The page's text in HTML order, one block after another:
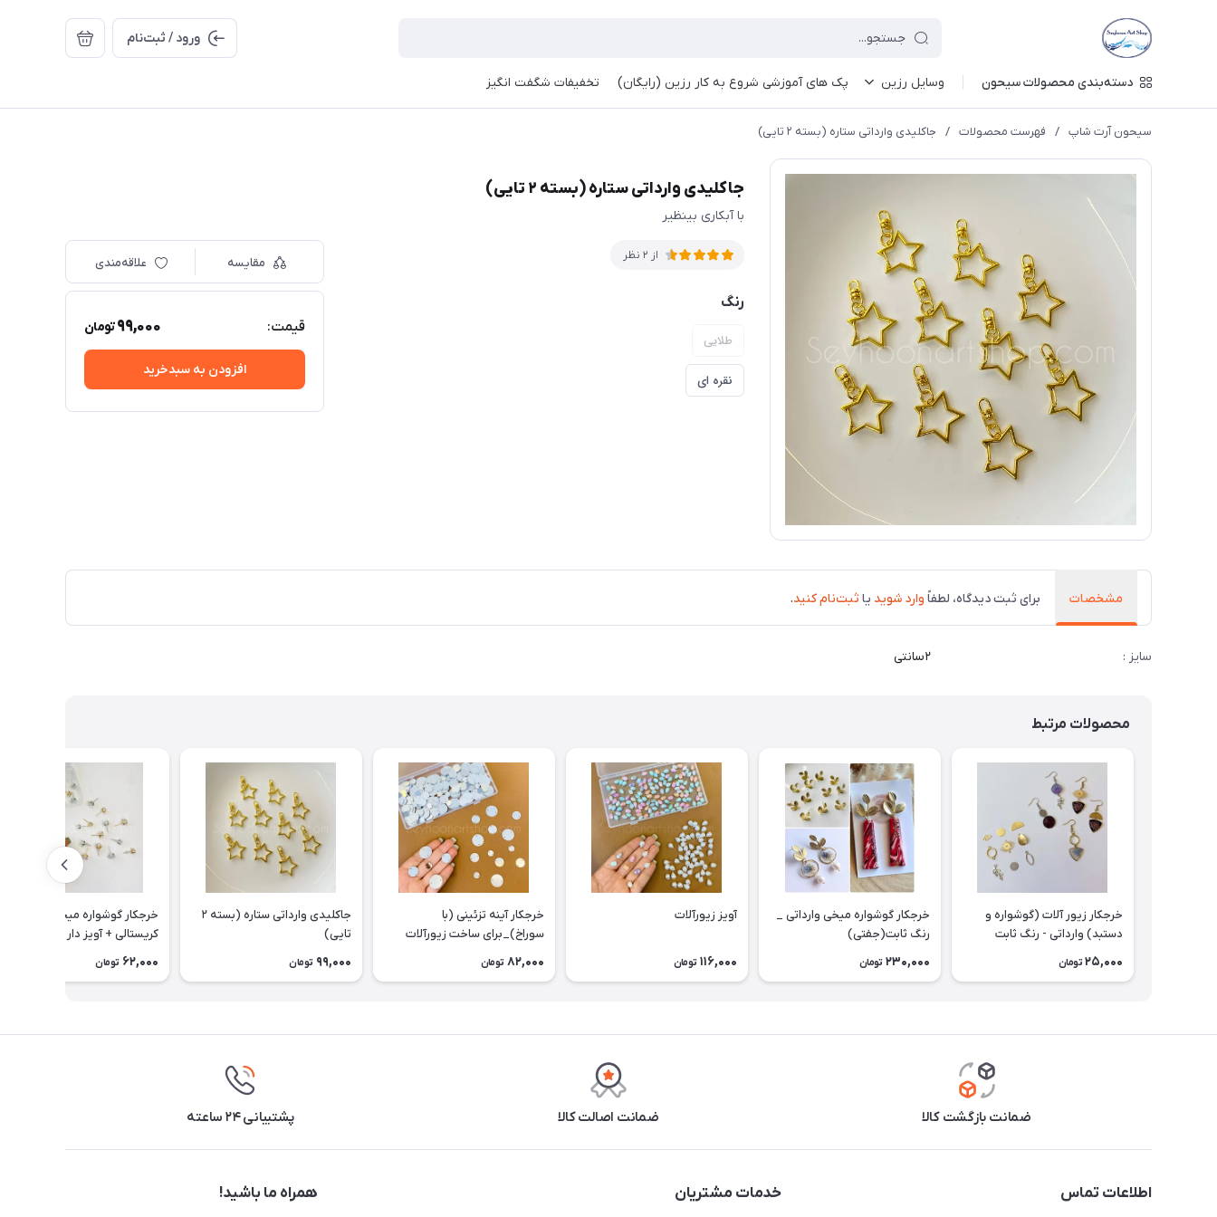
ورود / ثبت‌نام
دسته‌بندی محصولات سیحون وسایل رزین پک های آموزشی شروع به کار رزین (رایگان) تخفیفات شگفت انگیز
سیحون آرت شاپ / فهرست محصولات / جاکلیدی وارداتی ستاره (بسته ۲ تایی)
جاکلیدی وارداتی ستاره (بسته ۲ تایی)
با آبکاری بینظیر
از 2 نظر
رنگ
طلایی
نقره ای
مقایسه علاقه‌مندی
قیمت: 99,000تومان
افزودن به سبدخرید
مشخصات برای ثبت دیدگاه، لطفاً وارد شوید یا ثبت‌نام کنید.
سایز : ۲سانتی
محصولات مرتبط
خرجکار زیور آلات (گوشواره و
دستبد) وارداتی - رنگ ثابت
25,000 تومان
خرجکار گوشواره میخی وارداتی _
رنگ ثابت(جفتی)
230,000 تومان
آویز زیورآلات
116,000 تومان
خرجکار آینه تزئینی (با
سوراخ)_برای ساخت زیورآلات
82,000 تومان
جاکلیدی وارداتی ستاره (بسته ۲
تایی)
99,000 تومان
خرجکار گوشواره میخی نگین
کریستالی + آویز دار و رنگ ثابت -
62,000 تومان
ضمانت بازگشت کالا ضمانت اصالت کالا پشتیبانی ۲۴ ساعته
اطلاعات تماس خدمات مشتریان همراه ما باشید!